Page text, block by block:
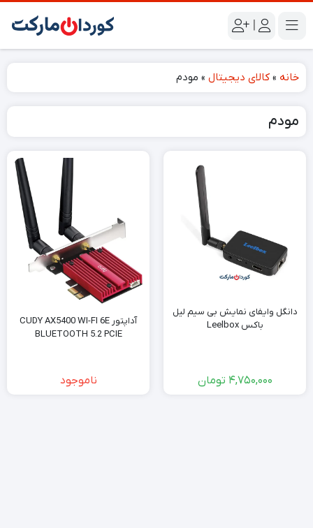
|
خانه » کالای دیجیتال » مودم
مودم
دانگل وایفای نمایش بی سیم لیل
باکس Leelbox
4,750,000 تومان
آداپتور CUDY AX5400 WI-FI 6E
BLUETOOTH 5.2 PCIE
ناموجود